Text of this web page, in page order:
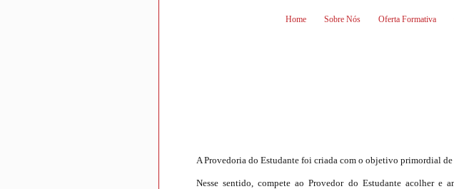
Home Sobre Nós Oferta Formativa
A Provedoria do Estudante foi criada com o objetivo primordial
Nesse sentido, compete ao Provedor do Estudante acolher e